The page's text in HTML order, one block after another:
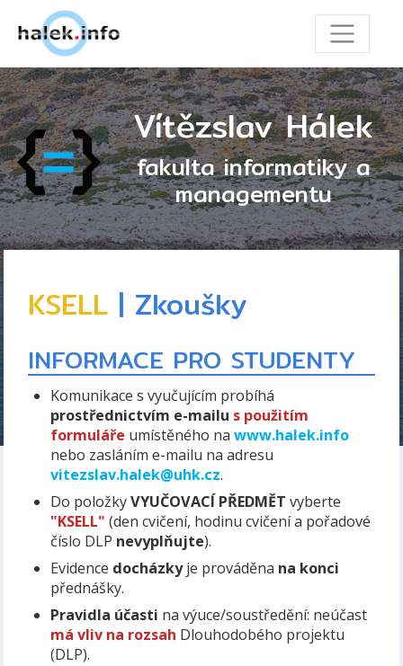
Vítězslav Hálek
fakulta informatiky a
managementu
KSELL | Zkoušky
INFORMACE PRO STUDENTY
Komunikace s vyučujícím probíhá
prostřednictvím e-mailu s použitím
formuláře umístěného na www.halek.info
nebo zasláním e-mailu na adresu
vitezslav.halek@uhk.cz.
Do položkyVYUČOVACÍ PŘEDMĚT vyberte
"KSELL" (den cvičení, hodinu cvičení a pořadové
číslo DLP nevyplňujte).
Evidence docházkyje prováděna na konci
přednášky.
Pravidla účasti na výuce/soustředění: neúčast
má vliv na rozsah Dlouhodobého projektu
(DLP).